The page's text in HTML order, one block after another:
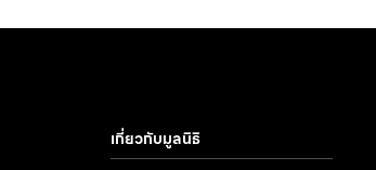
เกี่ยวกับมูลนิธิ